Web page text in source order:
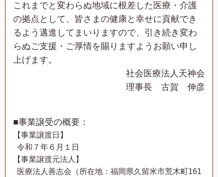
これまでと変わらぬ地域に根差した医療・介護
の拠点として、皆さまの健康と幸せに貢献でき
るよう邁進してまいりますので、引き続き変わ
らぬご支援・ご厚情を賜りますようお願い申し
上げます。
社会医療法人天神会
理事長 古賀 伸彦
■事業譲受の概要：
【事業譲渡日】
令和７年６月１日
【事業譲渡元法人】
医療法人善志会（所在地：福岡県久留米市荒木町161